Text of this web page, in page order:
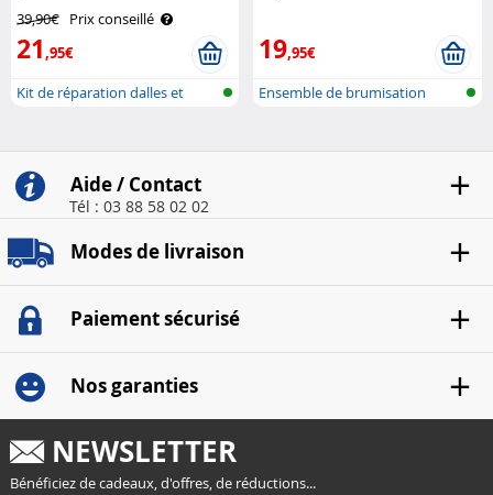
39,90€ Prix conseillé
21,95€
Kit de réparation dalles et
19,95€
Ensemble de brumisation
Aide / Contact
Tél : 03 88 58 02 02
Modes de livraison
Paiement sécurisé
Nos garanties
NEWSLETTER
Bénéficiez de cadeaux, d'offres, de réductions...